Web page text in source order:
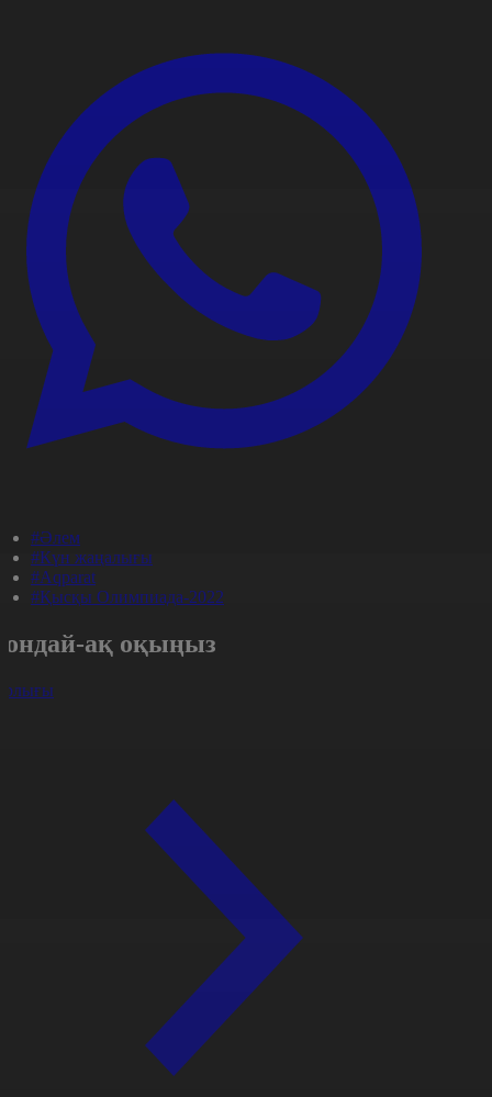
#Әлем
#Күн жаңалығы
#Aqparat
#Қысқы Олимпиада-2022
ақ оқыңыз